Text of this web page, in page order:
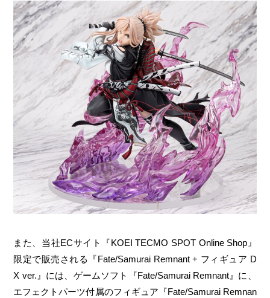
また、当社ECサイト『KOEI TECMO SPOT Online Shop』
限定で販売される『Fate/Samurai Remnant + フィギュア D
X ver.』には、ゲームソフト『Fate/Samurai Remnant』に、
エフェクトパーツ付属のフィギュア『Fate/Samurai Remnan